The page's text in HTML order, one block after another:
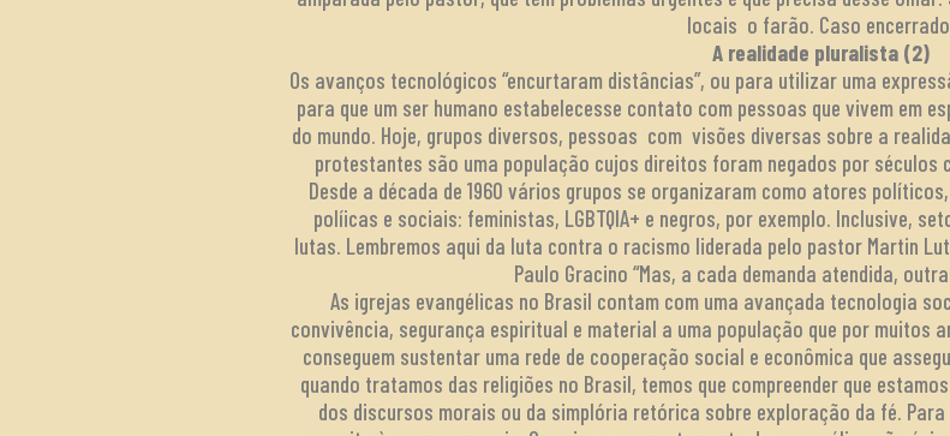
locais o farão. Caso
A realidade pluralista (2)
Os avanços tecnológicos “encurtaram distâncias”, ou para utilizar uma
para que um ser humano estabelecesse contato com pessoas que vivem em
do mundo. Hoje, grupos diversos, pessoas com visões diversas sobre a
protestantes são uma população cujos direitos foram negados por
Desde a década de 1960 vários grupos se organizaram como atores
políicas e sociais: feministas, LGBTQIA+ e negros, por exemplo. Inclusive,
lutas. Lembremos aqui da luta contra o racismo liderada pelo pastor Martin
Paulo Gracino “Mas, a cada demanda atendida,
As igrejas evangélicas no Brasil contam com uma avançada tecnologia
convivência, segurança espiritual e material a uma população que por muitos
conseguem sustentar uma rede de cooperação social e econômica que
quando tratamos das religiões no Brasil, temos que compreender que
dos discursos morais ou da simplória retórica sobre exploração da fé.